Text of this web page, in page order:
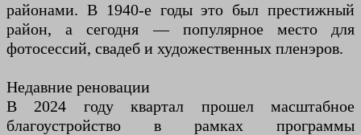
районами. В 1940-е годы это был престижный
район, а сегодня — популярное место для
фотосессий, свадеб и художественных пленэров.
Недавние реновации
В 2024 году квартал прошел масштабное
благоустройство в рамках программы